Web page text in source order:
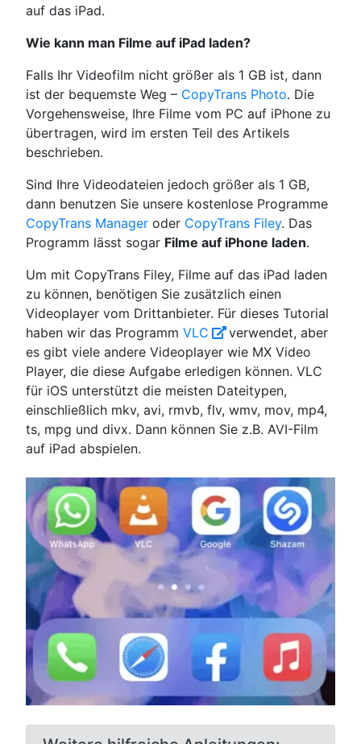
auf das iPad.
Wie kann man Filme auf iPad laden?
Falls Ihr Videofilm nicht größer als 1 GB ist, dann
ist der bequemste Weg – CopyTrans Photo. Die
Vorgehensweise, Ihre Filme vom PC auf iPhone zu
übertragen, wird im ersten Teil des Artikels
beschrieben.
Sind Ihre Videodateien jedoch größer als 1 GB,
dann benutzen Sie unsere kostenlose Programme
CopyTrans Manager oder CopyTrans Filey. Das
Programm lässt sogar Filme auf iPhone laden.
Um mit CopyTrans Filey, Filme auf das iPad laden
zu können, benötigen Sie zusätzlich einen
Videoplayer vom Drittanbieter. Für dieses Tutorial
haben wir das Programm VLC
verwendet, aber
es gibt viele andere Videoplayer wie MX Video
Player, die diese Aufgabe erledigen können. VLC
für iOS unterstützt die meisten Dateitypen,
einschließlich mkv, avi, rmvb, flv, wmv, mov, mp4,
ts, mpg und divx. Dann können Sie z.B. AVI-Film
auf iPad abspielen.